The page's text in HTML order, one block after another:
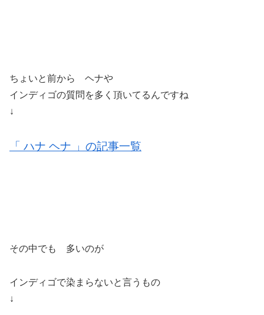
ちょいと前から ヘナや
インディゴの質問を多く頂いてるんですね
↓
「 ハナ ヘナ 」の記事一覧
その中でも 多いのが
インディゴで染まらないと言うもの
↓